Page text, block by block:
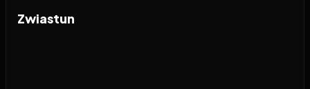
Zwiastun